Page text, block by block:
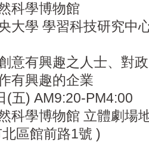
科學博物館
大學 學習科技研究中
意有興趣之人士、對
有興趣的企業
(五) AM9:20-PM4:00
科學博物館 立體劇場
前路1號 )